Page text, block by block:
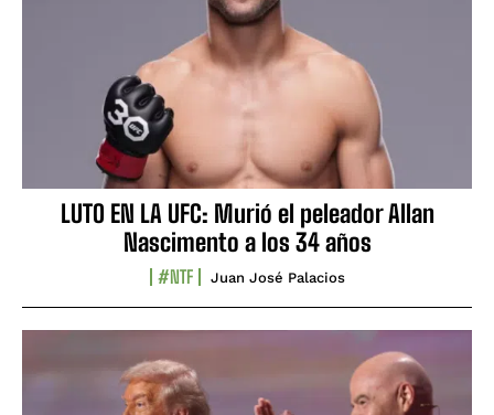
LUTO EN LA UFC: Murió el peleador Allan
Nascimento a los 34 años
#NTF Juan José Palacios